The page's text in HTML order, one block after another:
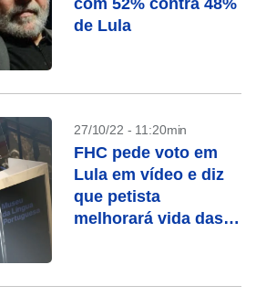
com 52% contra 48%
de Lula
27/10/22 - 11:20min
FHC pede voto em
Lula em vídeo e diz
que petista
melhorará vida das